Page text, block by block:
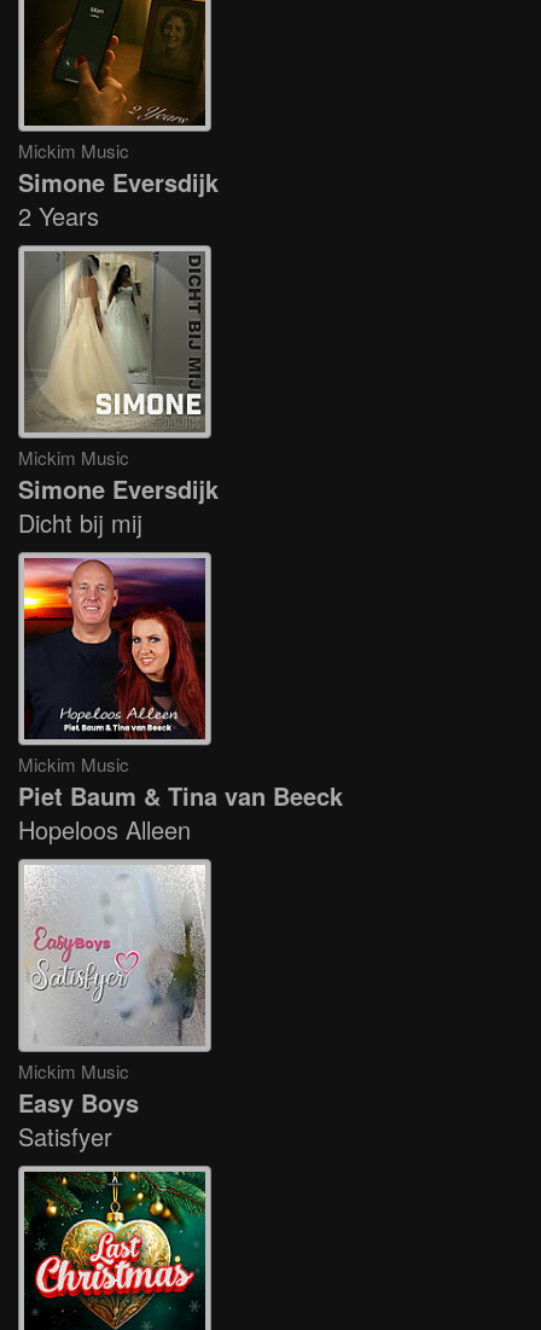
Mickim Music
Simone Eversdijk
2 Years
Mickim Music
Simone Eversdijk
Dicht bij mij
Mickim Music
Piet Baum & Tina van Beeck
Hopeloos Alleen
Mickim Music
Easy Boys
Satisfyer